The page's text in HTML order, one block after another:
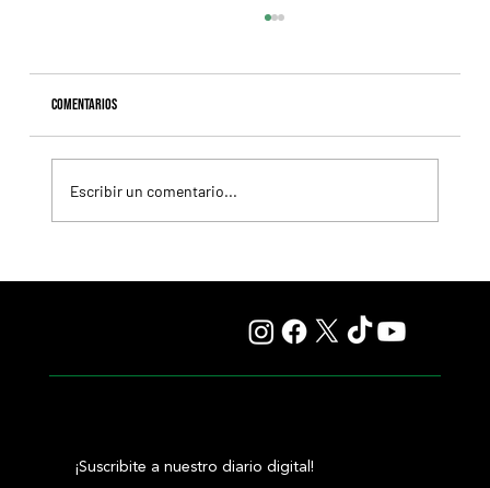
Comentarios
Escribir un comentario...
¡Suscribite a nuestro diario digital!